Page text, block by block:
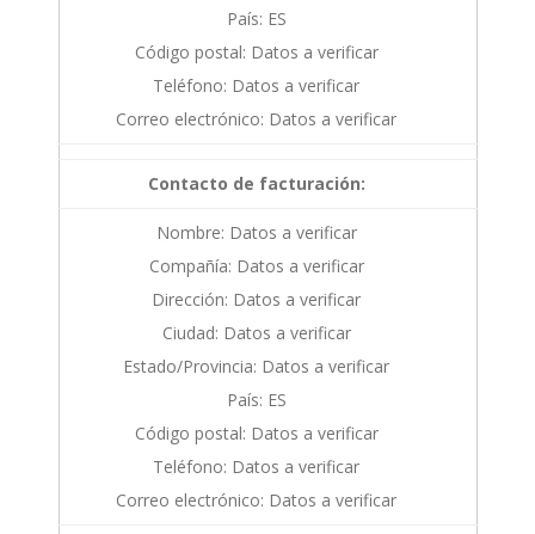
País: ES
Código postal: Datos a verificar
Teléfono: Datos a verificar
Correo electrónico: Datos a verificar
Contacto de facturación:
Nombre: Datos a verificar
Compañía: Datos a verificar
Dirección: Datos a verificar
Ciudad: Datos a verificar
Estado/Provincia: Datos a verificar
País: ES
Código postal: Datos a verificar
Teléfono: Datos a verificar
Correo electrónico: Datos a verificar